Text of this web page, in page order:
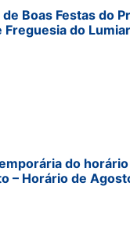
Boas Festas do
Freguesia do Lumiar
do horário
– Horário de